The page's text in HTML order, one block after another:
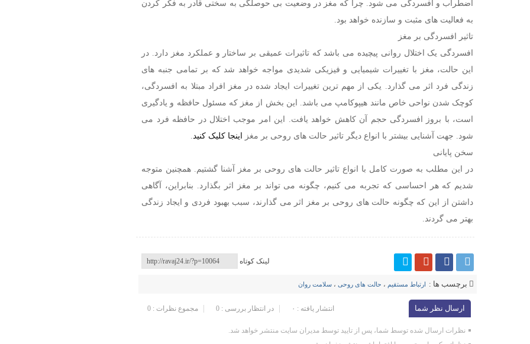
اضطراب و افسردگی می شود. چرا که مغز در وضعیت بی‌ حوصلگی به سختی قادر به فکر کردن
به فعالیت ‌های مثبت و سازنده خواهد بود.
تاثیر افسردگی بر مغز
افسردگی یک اختلال روانی پیچیده می باشد که تاثیرات عمیقی بر ساختار و عملکرد مغز دارد. در
این حالت، مغز با تغییرات شیمیایی و فیزیکی شدیدی مواجه خواهد شد که بر تمامی جنبه ‌های
زندگی فرد اثر می گذارد. یکی از مهم ‌ترین تغییرات ایجاد شده در مغز افراد مبتلا به افسردگی،
کوچک شدن نواحی خاص مانند هیپوکامپ می باشد. این بخش از مغز که مسئول حافظه و یادگیری
است، با بروز افسردگی حجم آن کاهش خواهد یافت. این امر موجب اختلال در حافظه فرد می
‌شود. جهت آشنایی بیشتر با انواع دیگر تاثیر حالت های روحی بر مغز اینجا کلیک کنید
سخن پایانی
در این مطلب به صورت کامل با انواع تاثیر حالت های روحی بر مغز آشنا گشتیم. همچنین متوجه
شدیم که هر احساسی که تجربه می ‌کنیم، چگونه می تواند بر مغز اثر بگذارد. بنابراین، آگاهی
داشتن از این که چگونه حالت ‌های روحی بر مغز اثر می گذارند، سبب بهبود فردی و ایجاد زندگی
بهتر می گردند.
لینک کوتاه
برچسب ها : ارتباط مستقیم ، حالت های روحی ، سلامت روان
ارسال نظر شما مجموع نظرات : 0 در انتظار بررسی : 0 انتشار یافته : ۰
نظرات ارسال شده توسط شما، پس از تایید توسط مدیران سایت منتشر خواهد شد.